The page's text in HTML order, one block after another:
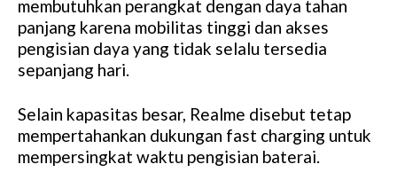
membutuhkan perangkat dengan daya tahan
panjang karena mobilitas tinggi dan akses
pengisian daya yang tidak selalu tersedia
sepanjang hari.
Selain kapasitas besar, Realme disebut tetap
mempertahankan dukungan fast charging untuk
mempersingkat waktu pengisian baterai.